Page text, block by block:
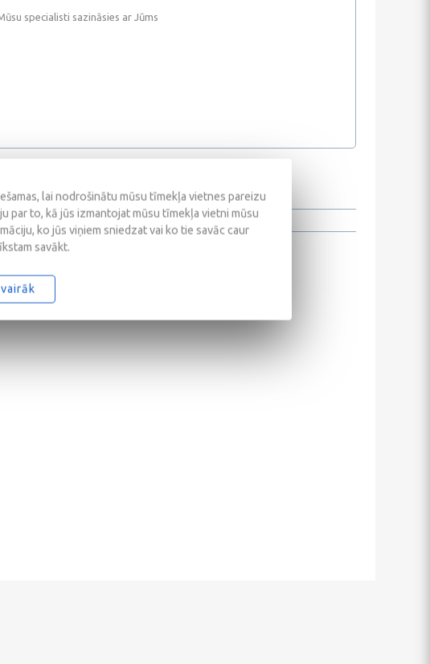
specialisti sazināsies ar Jūms
lai nodrošinātu mūsu tīmekļa vietnes pareizu
par to, kā jūs izmantojat mūsu tīmekļa vietni mūsu
ko jūs viņiem sniedzat vai ko tie savāc caur
savākt.